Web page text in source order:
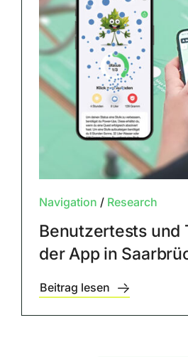
Navigation / Research
Benutzertests und
der App in
Beitrag lesen